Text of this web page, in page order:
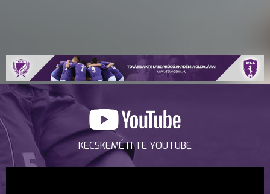
KECSKEMÉTI TE YOUTUBE